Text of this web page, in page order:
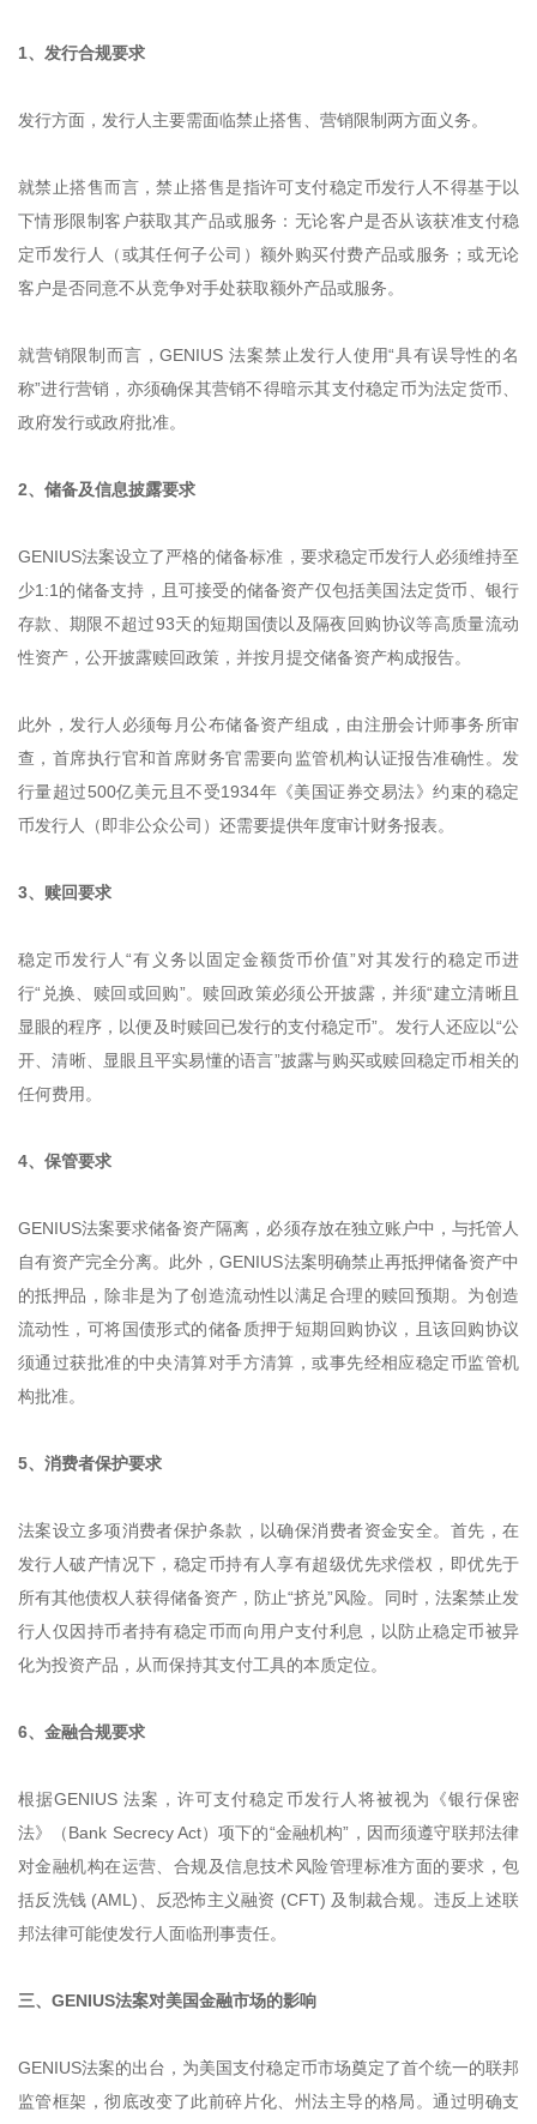
1、发行合规要求
发行方面，发行人主要需面临禁止搭售、营销限制两方面义务。
就禁止搭售而言，禁止搭售是指许可支付稳定币发行人不得基于以
下情形限制客户获取其产品或服务：无论客户是否从该获准支付稳
定币发行人（或其任何子公司）额外购买付费产品或服务；或无论
客户是否同意不从竞争对手处获取额外产品或服务。
就营销限制而言，GENIUS 法案禁止发行人使用“具有误导性的名
称”进行营销，亦须确保其营销不得暗示其支付稳定币为法定货币、
政府发行或政府批准。
2、储备及信息披露要求
GENIUS法案设立了严格的储备标准，要求稳定币发行人必须维持至
少1:1的储备支持，且可接受的储备资产仅包括美国法定货币、银行
存款、期限不超过93天的短期国债以及隔夜回购协议等高质量流动
性资产，公开披露赎回政策，并按月提交储备资产构成报告。
此外，发行人必须每月公布储备资产组成，由注册会计师事务所审
查，首席执行官和首席财务官需要向监管机构认证报告准确性。发
行量超过500亿美元且不受1934年《美国证券交易法》约束的稳定
币发行人（即非公众公司）还需要提供年度审计财务报表。
3、赎回要求
稳定币发行人“有义务以固定金额货币价值”对其发行的稳定币进
行“兑换、赎回或回购”。赎回政策必须公开披露，并须“建立清晰且
显眼的程序，以便及时赎回已发行的支付稳定币”。发行人还应以“公
开、清晰、显眼且平实易懂的语言”披露与购买或赎回稳定币相关的
任何费用。
4、保管要求
GENIUS法案要求储备资产隔离，必须存放在独立账户中，与托管人
自有资产完全分离。此外，GENIUS法案明确禁止再抵押储备资产中
的抵押品，除非是为了创造流动性以满足合理的赎回预期。为创造
流动性，可将国债形式的储备质押于短期回购协议，且该回购协议
须通过获批准的中央清算对手方清算，或事先经相应稳定币监管机
构批准。
5、消费者保护要求
法案设立多项消费者保护条款，以确保消费者资金安全。首先，在
发行人破产情况下，稳定币持有人享有超级优先求偿权，即优先于
所有其他债权人获得储备资产，防止“挤兑”风险。同时，法案禁止发
行人仅因持币者持有稳定币而向用户支付利息，以防止稳定币被异
化为投资产品，从而保持其支付工具的本质定位。
6、金融合规要求
根据GENIUS 法案，许可支付稳定币发行人将被视为《银行保密
法》（Bank Secrecy Act）项下的“金融机构”，因而须遵守联邦法律
对金融机构在运营、合规及信息技术风险管理标准方面的要求，包
括反洗钱 (AML)、反恐怖主义融资 (CFT) 及制裁合规。违反上述联
邦法律可能使发行人面临刑事责任。
三、GENIUS法案对美国金融市场的影响
GENIUS法案的出台，为美国支付稳定币市场奠定了首个统一的联邦
监管框架，彻底改变了此前碎片化、州法主导的格局。通过明确支